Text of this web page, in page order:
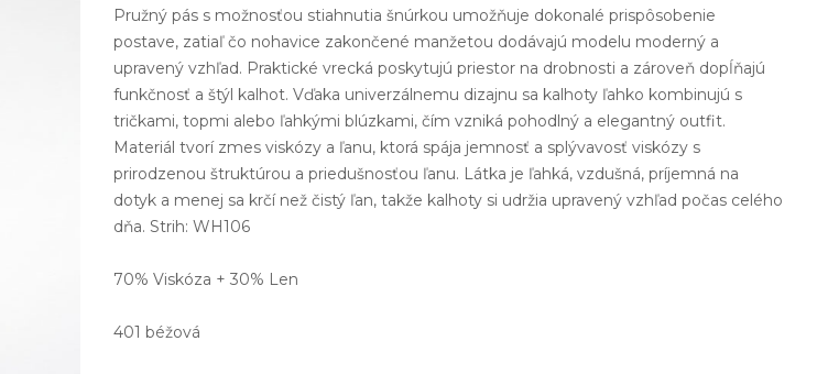
Pružný pás s možnosťou stiahnutia šnúrkou umožňuje dokonalé prispôsobenie
postave, zatiaľ čo nohavice zakončené manžetou dodávajú modelu moderný a
upravený vzhľad. Praktické vrecká poskytujú priestor na drobnosti a zároveň dopĺňajú
funkčnosť a štýl kalhot. Vďaka univerzálnemu dizajnu sa kalhoty ľahko kombinujú s
tričkami, topmi alebo ľahkými blúzkami, čím vzniká pohodlný a elegantný outfit.
Materiál tvorí zmes viskózy a ľanu, ktorá spája jemnosť a splývavosť viskózy s
prirodzenou štruktúrou a priedušnosťou ľanu. Látka je ľahká, vzdušná, príjemná na
dotyk a menej sa krčí než čistý ľan, takže kalhoty si udržia upravený vzhľad počas celého
dňa. Strih: WH106
70% Viskóza + 30% Len
401 béžová